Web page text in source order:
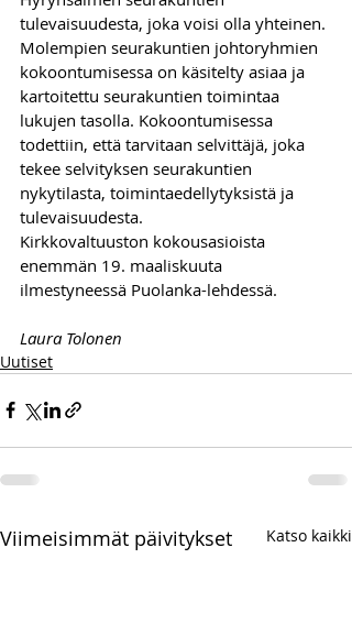
tulevaisuudesta, joka voisi olla yhteinen.
Molempien seurakuntien johtoryhmien
kokoontumisessa on käsitelty asiaa ja
kartoitettu seurakuntien toimintaa
lukujen tasolla. Kokoontumisessa
todettiin, että tarvitaan selvittäjä, joka
tekee selvityksen seurakuntien
nykytilasta, toimintaedellytyksistä ja
tulevaisuudesta.
Kirkkovaltuuston kokousasioista
enemmän 19. maaliskuuta
ilmestyneessä Puolanka-lehdessä.
Laura Tolonen
Uutiset
Viimeisimmät päivitykset Katso kaikki